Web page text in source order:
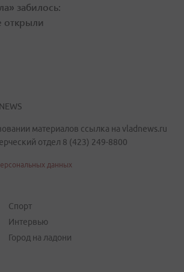
забилось:
открыли
материалов ссылка на vladnews.ru
отдел 8 (423) 249-8800
данных
Спорт
Интервью
Город на ладони